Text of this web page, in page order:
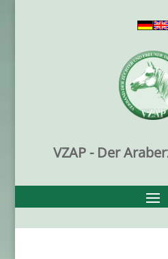
VZAP - Der